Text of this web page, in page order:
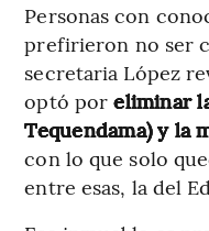
Personas con
prefirieron no ser
secretaria López
optó poreliminar
Tequendama) y la
con lo que solo
entre esas, la del